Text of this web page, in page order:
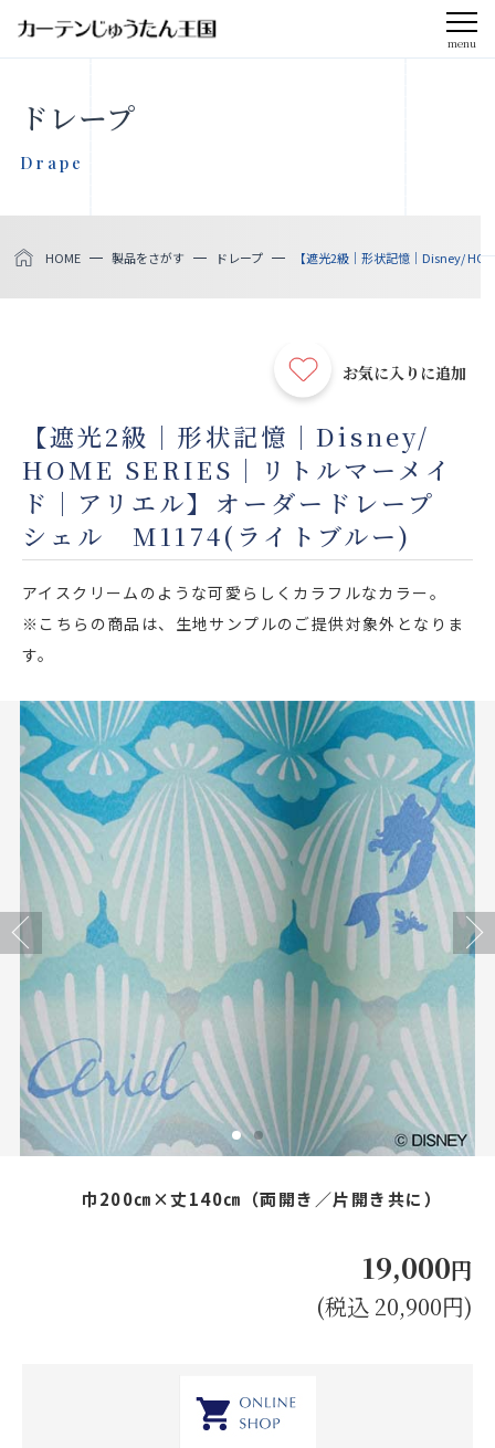
menu
お知らせ
製品をさがす
店舗をさがす
私たちのこだわり
お客様の声
お役立ち情報
FAQ
お問い合わせ
お気に入りリスト
お見積り来店予約はこちら
法人のお客様へ
ドレープ
Drape
HOME 製品をさがす ドレープ 【遮光2級｜形状記憶｜Disney/
お気に入りに追加
【遮光2級｜形状記憶｜Disney/
HOME SERIES｜リトルマーメイ
ド｜アリエル】オーダードレープ
シェル M1174(ライトブルー)
アイスクリームのような可愛らしくカラフルなカラー。
※こちらの商品は、生地サンプルのご提供対象外となりま
す。
Previous Next
巾200㎝×丈140㎝（両開き／片開き共に）
19,000円
(税込 20,900円)